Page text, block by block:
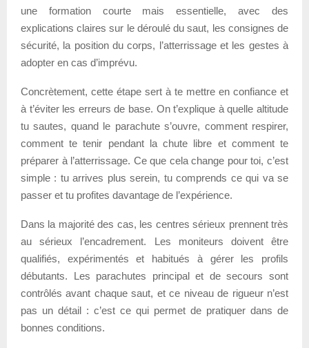
une formation courte mais essentielle, avec des
explications claires sur le déroulé du saut, les consignes de
sécurité, la position du corps, l’atterrissage et les gestes à
adopter en cas d’imprévu.
Concrètement, cette étape sert à te mettre en confiance et
à t’éviter les erreurs de base. On t’explique à quelle altitude
tu sautes, quand le parachute s’ouvre, comment respirer,
comment te tenir pendant la chute libre et comment te
préparer à l’atterrissage. Ce que cela change pour toi, c’est
simple : tu arrives plus serein, tu comprends ce qui va se
passer et tu profites davantage de l’expérience.
Dans la majorité des cas, les centres sérieux prennent très
au sérieux l’encadrement. Les moniteurs doivent être
qualifiés, expérimentés et habitués à gérer les profils
débutants. Les parachutes principal et de secours sont
contrôlés avant chaque saut, et ce niveau de rigueur n’est
pas un détail : c’est ce qui permet de pratiquer dans de
bonnes conditions.